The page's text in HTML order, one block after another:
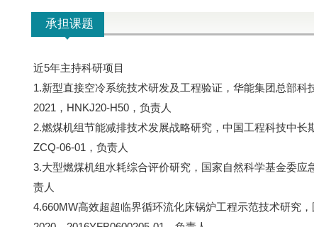
承担课题
近5年主持科研项目
1.新型直接空冷系统技术研发及工程验证，华能集团总部科
2021，HNKJ20-H50，负责人
2.燃煤机组节能减排技术发展战略研究，中国工程科技中长
ZCQ-06-01，负责人
3.大型燃煤机组水耗综合评价研究，国家自然科学基金委应
责人
4.660MW高效超超临界循环流化床锅炉工程示范技术研究